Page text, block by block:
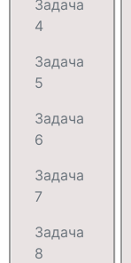
Задача
4
Задача
5
Задача
6
Задача
7
Задача
8